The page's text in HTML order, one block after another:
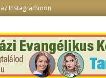
Instagrammon